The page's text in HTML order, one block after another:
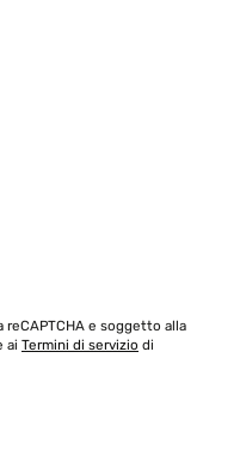
e soggetto alla
ai Termini di servizio di